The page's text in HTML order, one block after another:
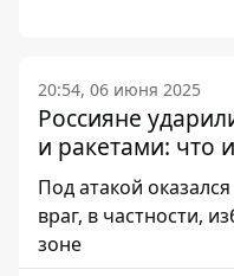
20:54, 06 июня 2025
Россияне
и ракетами: что
Под атакой
враг, в частности,
зоне